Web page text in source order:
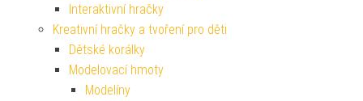
Interaktivní hračky
Kreativní hračky a tvoření pro děti
Dětské korálky
Modelovací hmoty
Modelíny